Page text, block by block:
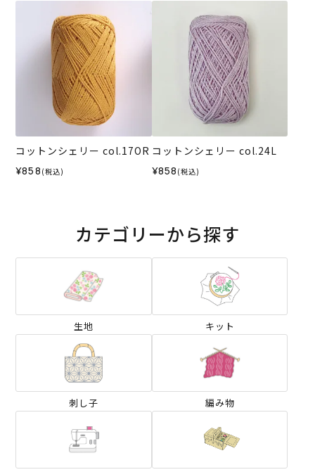
コットンシェリー col.17OR
¥858 (税込)
コットンシェリー col.24L
¥858 (税込)
カテゴリーから探す
生地 キット
刺し子 編み物